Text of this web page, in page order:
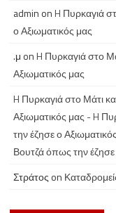
admin onH Πυρκαγιά
ο Αξιωματικός μας
.μ onH Πυρκαγιά στο
Αξιωματικός μας
H Πυρκαγιά στο Μάτι
Αξιωματικός μας - H
την έζησε ο
Βουτζά όπως την
Στράτος on